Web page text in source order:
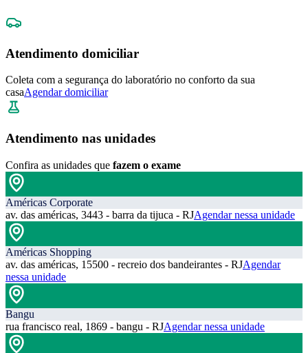
Atendimento domiciliar
Coleta com a segurança do laboratório no conforto da sua
casaAgendar domiciliar
Atendimento nas unidades
Confira as unidades que fazem o exame
Américas Corporate
av. das américas, 3443 - barra da tijuca - RJAgendar nessa unidade
Américas Shopping
av. das américas, 15500 - recreio dos bandeirantes - RJAgendar
nessa unidade
Bangu
rua francisco real, 1869 - bangu - RJAgendar nessa unidade